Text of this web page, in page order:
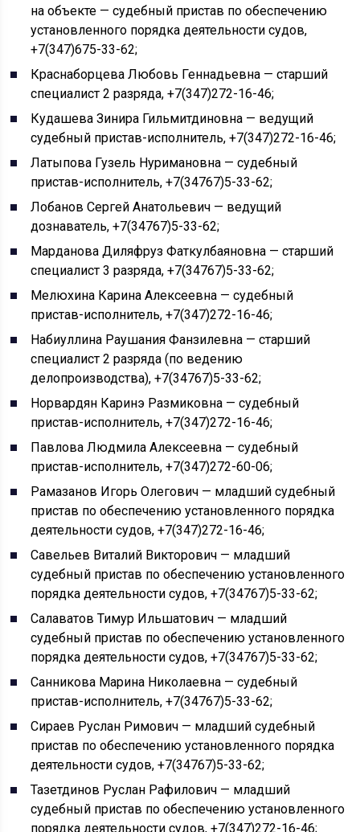
на объекте — судебный пристав по обеспечению
установленного порядка деятельности судов,
+7(347)675-33-62;
Краснаборцева Любовь Геннадьевна — старший
специалист 2 разряда, +7(347)272-16-46;
Кудашева Зинира Гильмитдиновна — ведущий
судебный пристав-исполнитель, +7(347)272-16-46;
Латыпова Гузель Нуримановна — судебный
пристав-исполнитель, +7(34767)5-33-62;
Лобанов Сергей Анатольевич — ведущий
дознаватель, +7(34767)5-33-62;
Марданова Диляфруз Фаткулбаяновна — старший
специалист 3 разряда, +7(34767)5-33-62;
Мелюхина Карина Алексеевна — судебный
пристав-исполнитель, +7(347)272-16-46;
Набиуллина Раушания Фанзилевна — старший
специалист 2 разряда (по ведению
делопроизводства), +7(34767)5-33-62;
Норвардян Каринэ Размиковна — судебный
пристав-исполнитель, +7(347)272-16-46;
Павлова Людмила Алексеевна — судебный
пристав-исполнитель, +7(347)272-60-06;
Рамазанов Игорь Олегович — младший судебный
пристав по обеспечению установленного порядка
деятельности судов, +7(347)272-16-46;
Савельев Виталий Викторович — младший
судебный пристав по обеспечению установленного
порядка деятельности судов, +7(34767)5-33-62;
Салаватов Тимур Ильшатович — младший
судебный пристав по обеспечению установленного
порядка деятельности судов, +7(34767)5-33-62;
Санникова Марина Николаевна — судебный
пристав-исполнитель, +7(34767)5-33-62;
Сираев Руслан Римович — младший судебный
пристав по обеспечению установленного порядка
деятельности судов, +7(34767)5-33-62;
Тазетдинов Руслан Рафилович — младший
судебный пристав по обеспечению установленного
порядка деятельности судов, +7(347)272-16-46;